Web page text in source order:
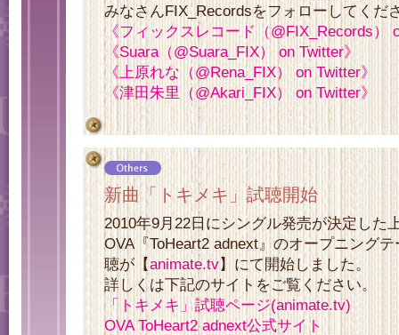
みなさんFIX_Recordsをフォローしてくだ
《フィックスレコード（@FIX_Records）
《Suara（@Suara_FIX） on Twitter》
《上原れな（@Rena_FIX） on Twitter》
《津田朱里（@Akari_FIX） on Twitter》
新曲「トキメキ」試聴開始
2010年9月22日にシングル発売が決定した
OVA『ToHeart2 adnext』のオープニング
聴が【animate.tv】にて開始しました。
詳しくは下記のサイトをご覧ください。
「トキメキ」試聴ページ(animate.tv)
OVA ToHeart2 adnext公式サイト